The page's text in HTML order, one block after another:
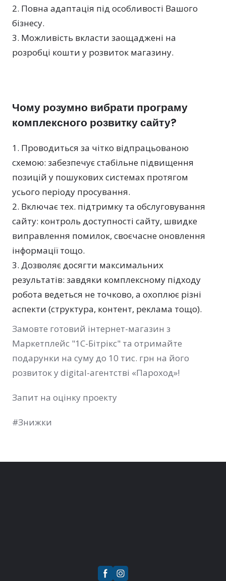
Повна адаптація під особливості Вашого
бізнесу.
Можливість вкласти заощаджені на
розробці кошти у розвиток магазину.
Чому розумно вибрати програму
комплексного розвитку сайту?
Проводиться за чітко відпрацьованою
схемою: забезпечує стабільне підвищення
позицій у пошукових системах протягом
усього періоду просування.
Включає тех. підтримку та обслуговування
сайту: контроль доступності сайту, швидке
виправлення помилок, своєчасне оновлення
інформації тощо.
Дозволяє досягти максимальних
результатів: завдяки комплексному підходу
робота ведеться не точково, а охоплює різні
аспекти (структура, контент, реклама тощо).
Замовте готовий інтернет-магазин з
Маркетплейс "1С-Бітрікс" та отримайте
подарунки на суму до 10 тис. грн на його
розвиток у digital-агентстві «Пароход»!
Запит на оцінку проекту
#Знижки